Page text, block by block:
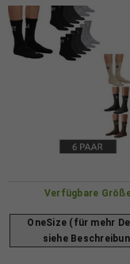
Verfügbare
OneSize (für mehr
siehe